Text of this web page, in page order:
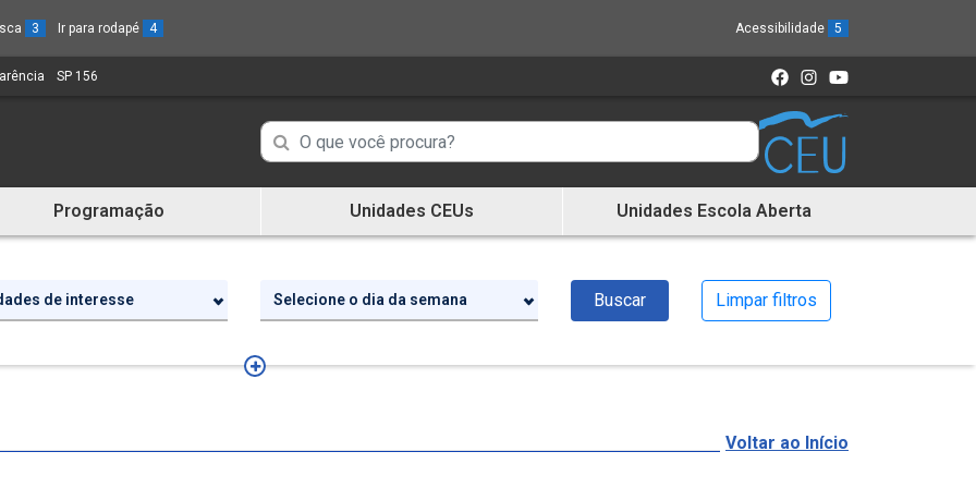
3 Ir para rodapé 4 Acessibilidade 5
(Link
SP 156
Campo
de
informações
Campo
de
Busca
informações
Programação Unidades CEUs Unidades Escola Aberta
de interesse Selecione o dia da semana Buscar Limpar filtros
Voltar ao Início